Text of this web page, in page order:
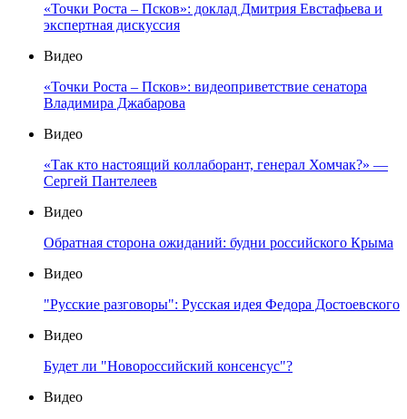
«Точки Роста – Псков»: доклад Дмитрия Евстафьева и
экспертная дискуссия
Видео
«Точки Роста – Псков»: видеоприветствие сенатора
Владимира Джабарова
Видео
«Так кто настоящий коллаборант, генерал Хомчак?» —
Сергей Пантелеев
Видео
Обратная сторона ожиданий: будни российского Крыма
Видео
"Русские разговоры": Русская идея Федора Достоевского
Видео
Будет ли "Новороссийский консенсус"?
Видео